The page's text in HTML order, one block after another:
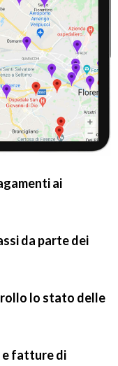
ai
da parte dei
lo stato delle
fatture di